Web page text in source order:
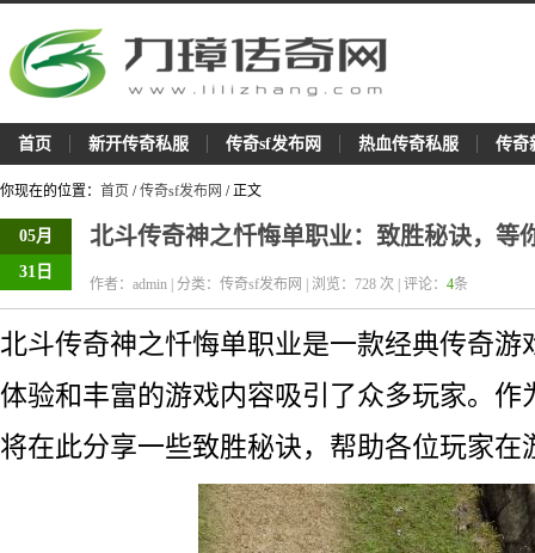
首页 新开传奇私服 传奇sf发布网 热血传奇私服 传奇
你现在的位置： 首页 /传奇sf发布网 / 正文
05月
31日
北斗传奇神之忏悔单职业：致胜秘诀，等
作者：admin | 分类：传奇sf发布网 | 浏览： 728 次 | 评论： 4条
北斗传奇神之忏悔单职业是一款经典传奇游
体验和丰富的游戏内容吸引了众多玩家。作
将在此分享一些致胜秘诀，帮助各位玩家在